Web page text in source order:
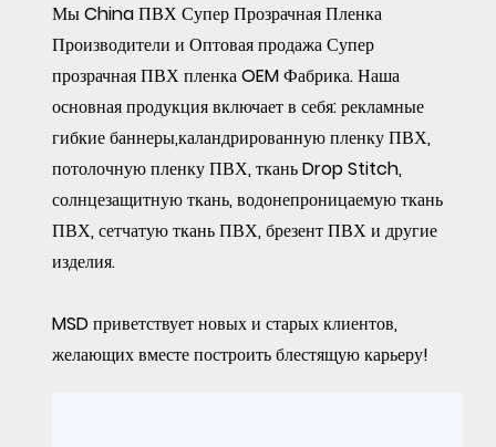
МыChina ПВХ Супер Прозрачная Пленка
Производители иОптовая продажа Супер
прозрачная ПВХ пленка OEM Фабрика. Наша
основная продукция включает в себя: рекламные
гибкие баннеры,каландрированную пленку ПВХ,
потолочную пленку ПВХ, ткань Drop Stitch,
солнцезащитную ткань, водонепроницаемую ткань
ПВХ, сетчатую ткань ПВХ, брезент ПВХ и другие
изделия.
MSD приветствует новых и старых клиентов,
желающих вместе построить блестящую карьеру!